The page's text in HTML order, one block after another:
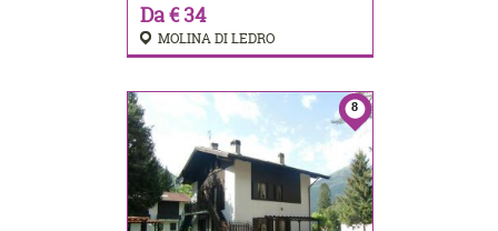
Da € 34
MOLINA DI LEDRO
8